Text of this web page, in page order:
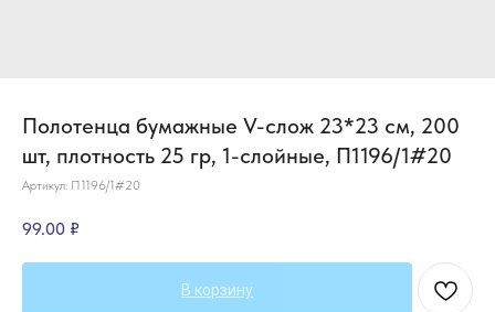
Полотенца бумажные V-слож 23*23 см, 200
шт, плотность 25 гр, 1-слойные, П1196/1#20
Артикул: П1196/1#20
99.00 ₽
В корзину